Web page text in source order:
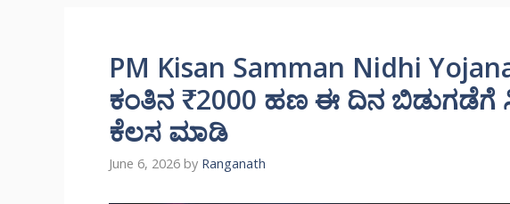
PM Kisan Samman Nidhi
ಕಂತಿನ ₹2000 ಹಣ ಈ ದಿನ ಬಿಡುಗಡೆಗೆ
ಕೆಲಸ ಮಾಡಿ
June 6, 2026 by Ranganath